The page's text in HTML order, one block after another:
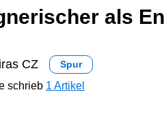
als
CZ Spur
schrieb 1 Artikel